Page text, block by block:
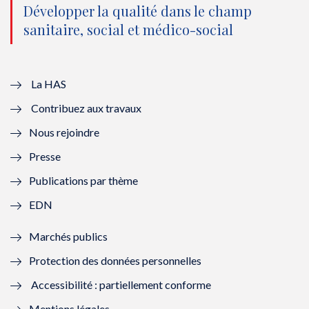
o
u
l
l
f
n
ê
t
n
o
e
e
n
ê
o
u
ê
t
n
o
ê
Développer la qualité dans le champ
sanitaire, social et médico-social
La HAS
Contribuez aux travaux
Nous rejoindre
Presse
Publications par thème
EDN
Marchés publics
Protection des données personnelles
Accessibilité : partiellement conforme